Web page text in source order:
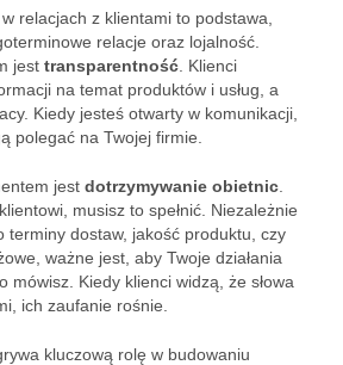
relacjach z klientami to podstawa,
relacje oraz lojalność.
jest transparentność . Klienci
na temat produktów i usług, a
Kiedy jesteś otwarty w komunikacji,
polegać na Twojej firmie.
jest dotrzymywanie obietnic
musisz to spełnić. Niezależnie
terminy dostaw, jakość produktu, czy
ważne jest, aby Twoje działania
mówisz. Kiedy klienci widzą, że słowa
ich zaufanie rośnie.
kluczową rolę w budowaniu